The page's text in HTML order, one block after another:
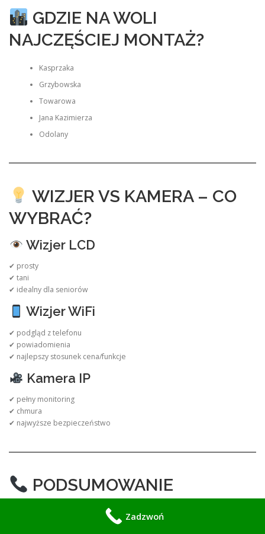
GDZIE NA WOLI
NAJCZĘŚCIEJ MONTAŻ?
Kasprzaka
Grzybowska
Towarowa
Jana Kazimierza
Odolany
WIZJER VS KAMERA – CO
WYBRAĆ?
Wizjer LCD
✔ prosty
✔ tani
✔ idealny dla seniorów
Wizjer WiFi
✔ podgląd z telefonu
✔ powiadomienia
✔ najlepszy stosunek cena/funkcje
Kamera IP
✔ pełny monitoring
✔ chmura
✔ najwyższe bezpieczeństwo
PODSUMOWANIE
Instalacja wideowizjera Wola:
Zadzwoń